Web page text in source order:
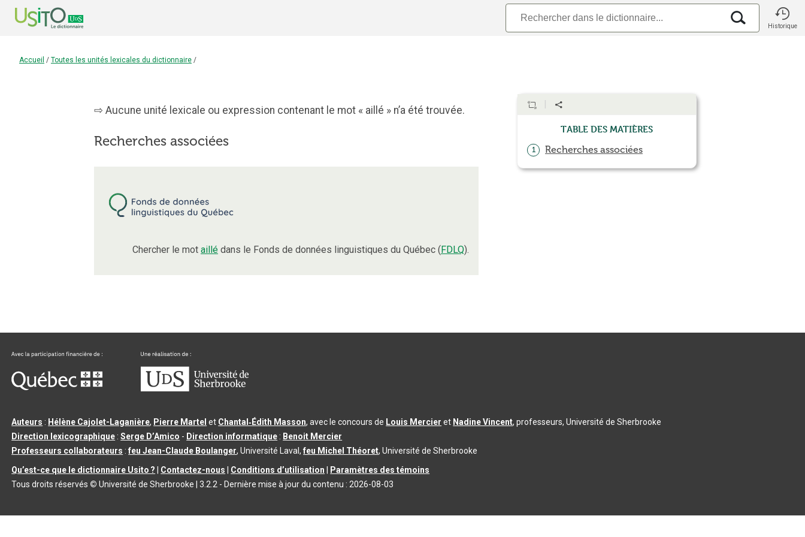
Historique
Accueil / Toutes les unités lexicales du dictionnaire /
Aucune unité lexicale ou expression contenant le mot « aillé » n’a été trouvée.
Recherches associées
Chercher le mot aillé dans le Fonds de données linguistiques du Québec (FDLQ).
Table des matières
1 Recherches associées
Auteurs : Hélène Cajolet-Laganière, Pierre Martel et Chantal‑Édith Masson, avec le concours de Louis Mercier et Nadine Vincent, professeurs, Université de Sherbrooke
Direction lexicographique :Serge D’Amico - Direction informatique : Benoit Mercier
Professeurs collaborateurs :feu Jean-Claude Boulanger, Université Laval,feu Michel Théoret, Université de Sherbrooke
Qu’est-ce que le dictionnaire Usito ?
Contactez-nous Conditions d’utilisation
Paramètres des témoins
Tous droits réservés © Université de Sherbrooke |3.2.2 - Dernière mise à jour du contenu : 2026-08-03